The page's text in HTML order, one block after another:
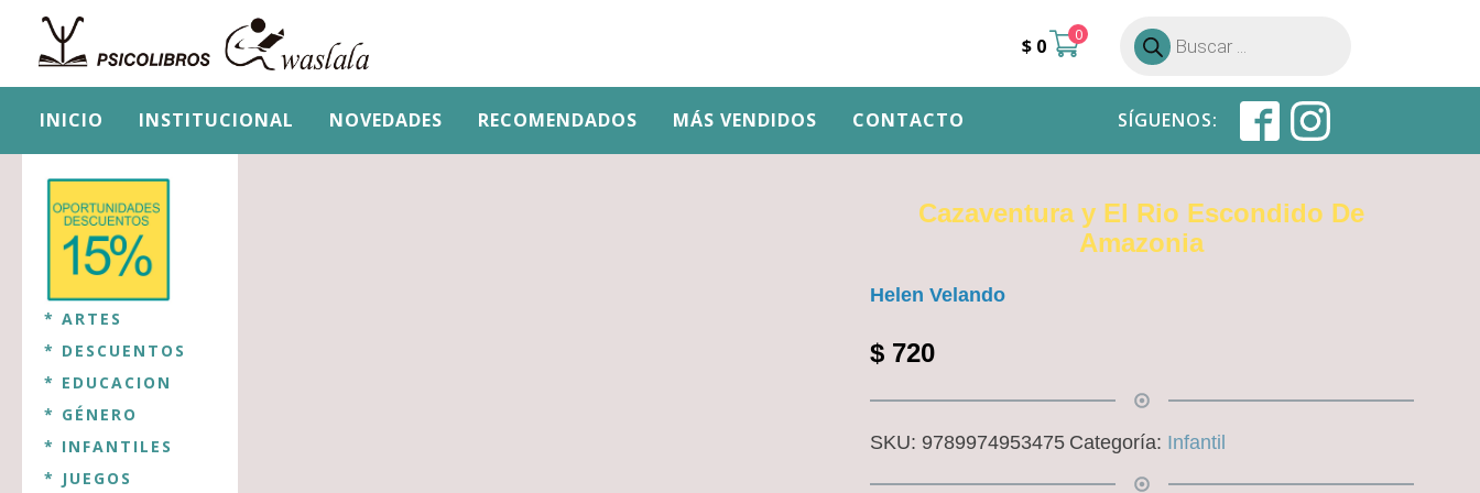
$ 0 0
Búsqueda
de
productos
INICIO INSTITUCIONAL NOVEDADES RECOMENDADOS MÁS VENDIDOS CONTACTO SÍGUENOS:
* ARTES
* DESCUENTOS
* EDUCACION
* GÉNERO
* INFANTILES
* JUEGOS
Cazaventura y El Rio Escondido De
Amazonia
Helen Velando
$720
SKU: 9789974953475 Categoría: Infantil